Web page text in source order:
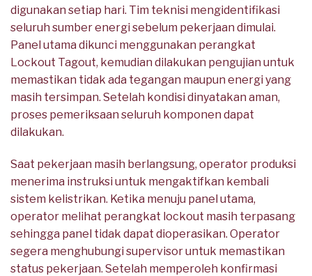
digunakan setiap hari. Tim teknisi mengidentifikasi
seluruh sumber energi sebelum pekerjaan dimulai.
Panel utama dikunci menggunakan perangkat
Lockout Tagout, kemudian dilakukan pengujian untuk
memastikan tidak ada tegangan maupun energi yang
masih tersimpan. Setelah kondisi dinyatakan aman,
proses pemeriksaan seluruh komponen dapat
dilakukan.
Saat pekerjaan masih berlangsung, operator produksi
menerima instruksi untuk mengaktifkan kembali
sistem kelistrikan. Ketika menuju panel utama,
operator melihat perangkat lockout masih terpasang
sehingga panel tidak dapat dioperasikan. Operator
segera menghubungi supervisor untuk memastikan
status pekerjaan. Setelah memperoleh konfirmasi